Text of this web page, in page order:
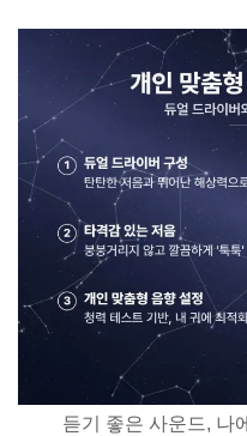
듣기 좋은 사운드, 나